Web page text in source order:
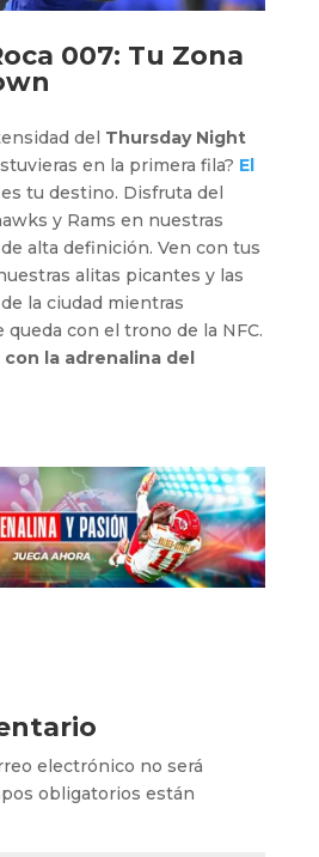
007: Tu Zona
del Thursday Night
en la primera fila? El
es tu destino. Disfruta del
y Rams en nuestras
alta definición. Ven con tus
alitas picantes y las
la ciudad mientras
con el trono de la NFC.
con la adrenalina del
electrónico no será
obligatorios están